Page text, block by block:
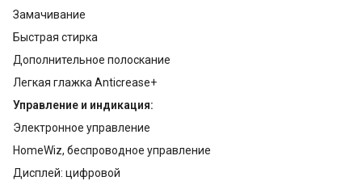
Замачивание
Быстрая стирка
Дополнительное полоскание
Легкая глажка Anticrease+
Управление и индикация:
Электронное управление
HomeWiz, беспроводное управление
Дисплей: цифровой